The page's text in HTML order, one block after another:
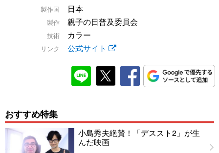
製作国 日本
製作 親子の日普及委員会
技術 カラー
リンク 公式サイト
おすすめ特集
小島秀夫絶賛！「デススト2」が生
んだ映画